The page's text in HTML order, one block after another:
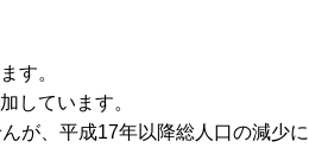
す。
しています。
が、平成17年以降総人口の減少